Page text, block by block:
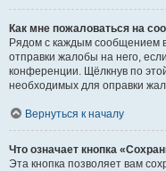
Как мне пожаловаться на
Рядом с каждым сообщением
отправки жалобы на него,
конференции. Щёлкнув по
необходимых для оправки
Вернуться к началу
Что означает кнопка
Эта кнопка позволяет вам